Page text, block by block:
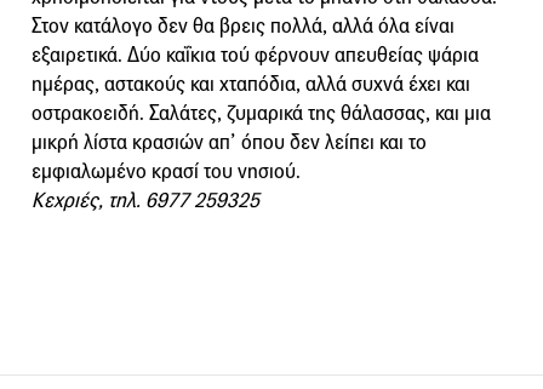
Στον κατάλογο δεν θα βρεις πολλά, αλλά όλα είναι
εξαιρετικά. Δύο καΐκια τού φέρνουν απευθείας ψάρια
ημέρας, αστακούς και χταπόδια, αλλά συχνά έχει και
οστρακοειδή. Σαλάτες, ζυμαρικά της θάλασσας, και μια
μικρή λίστα κρασιών απ’ όπου δεν λείπει και το
εμφιαλωμένο κρασί του νησιού.
Κεχριές, τηλ. 6977 259325